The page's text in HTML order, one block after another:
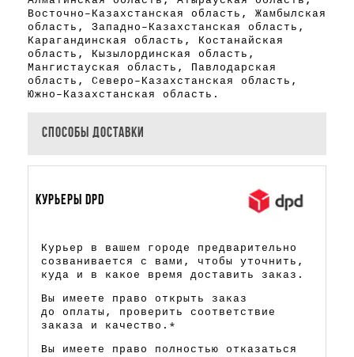
Восточно-Казахстанская область, Жамбылская
область, Западно-Казахстанская область,
Карагандинская область, Костанайская
область, Кызылординская область,
Мангистауская область, Павлодарская
область, Северо-Казахстанская область,
Южно-Казахстанская область.
СПОСОБЫ ДОСТАВКИ
КУРЬЕРЫ DPD
Курьер в вашем городе предварительно
созванивается с вами, чтобы уточнить,
куда и в какое время доставить заказ.
Вы имеете право открыть заказ
до оплаты, проверить соответствие
заказа и качество.*
Вы имеете право полностью отказаться